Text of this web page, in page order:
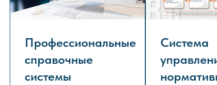
Профессиональные
справочные
системы
Система